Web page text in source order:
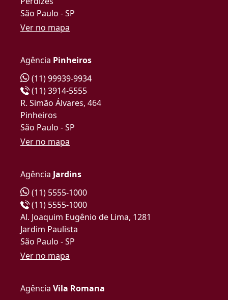
São Paulo - SP
Ver no mapa
Agência Pinheiros
(11) 99939-9934
(11) 3914-5555
R. Simão Álvares, 464
Pinheiros
São Paulo - SP
Ver no mapa
Agência Jardins
(11) 5555-1000
(11) 5555-1000
Al. Joaquim Eugênio de Lima, 1281
Jardim Paulista
São Paulo - SP
Ver no mapa
Agência Vila Romana